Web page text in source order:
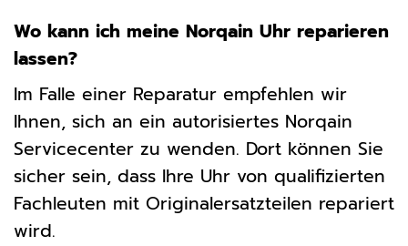
Wo kann ich meine Norqain Uhr reparieren
lassen?
Im Falle einer Reparatur empfehlen wir
Ihnen, sich an ein autorisiertes Norqain
Servicecenter zu wenden. Dort können Sie
sicher sein, dass Ihre Uhr von qualifizierten
Fachleuten mit Originalersatzteilen repariert
wird.